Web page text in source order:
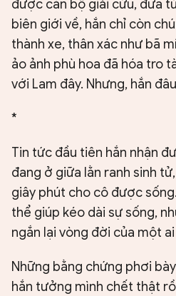
được cán bộ giải cứu, đưa
biên giới về, hắn chỉ còn
thành xe, thân xác như bã
ảo ảnh phù hoa đã hóa tro
với Lam đây. Nhưng, hắn
*
Tin tức đầu tiên hắn nhận
đang ở giữa lằn ranh sinh
giây phút cho cô được
thể giúp kéo dài sự sống,
ngắn lại vòng đời của một
Những bằng chứng phơi
hắn tưởng mình chết thật